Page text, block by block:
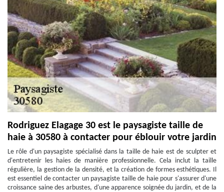
Rodriguez Elagage 30 est le paysagiste taille de
haie à 30580 à contacter pour éblouir votre jardin
Le rôle d'un paysagiste spécialisé dans la taille de haie est de sculpter et
d'entretenir les haies de manière professionnelle. Cela inclut la taille
régulière, la gestion de la densité, et la création de formes esthétiques. Il
est essentiel de contacter un paysagiste taille de haie pour s'assurer d'une
croissance saine des arbustes, d'une apparence soignée du jardin, et de la